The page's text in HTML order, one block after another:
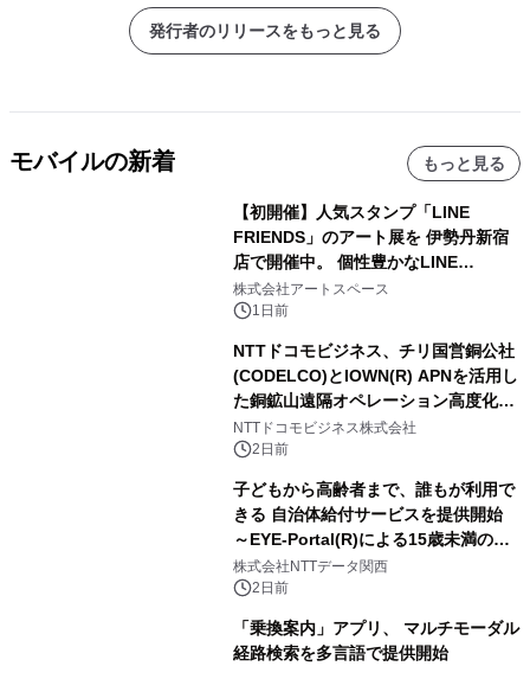
発行者のリリースをもっと見る
モバイルの新着 もっと見る
【初開催】人気スタンプ「LINE
FRIENDS」のアート展を 伊勢丹新宿
店で開催中。 個性豊かなLINE
FRIENDSの仲間たちが インテリアア
ートとして新たな魅力を発信。
株式会社アートスペース
1日前
NTTドコモビジネス、チリ国営銅公社
(CODELCO)とIOWN(R) APNを活用し
た銅鉱山遠隔オペレーション高度化に
向けた調査・実証を開始
NTTドコモビジネス株式会社
2日前
子どもから高齢者まで、誰もが利用で
きる 自治体給付サービスを提供開始
～EYE-Portal(R)による15歳未満の本
人認証と デジタルデバイド対策で実現
～
株式会社NTTデータ関西
2日前
「乗換案内」アプリ、 マルチモーダル
経路検索を多言語で提供開始